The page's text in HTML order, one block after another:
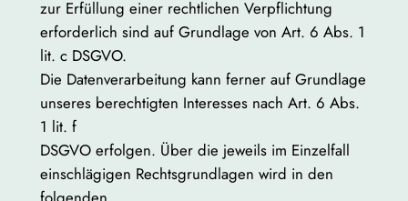
zur Erfüllung einer rechtlichen Verpflichtung
erforderlich sind auf Grundlage von Art. 6 Abs. 1
lit. c DSGVO.
Die Datenverarbeitung kann ferner auf Grundlage
unseres berechtigten Interesses nach Art. 6 Abs.
1 lit. f
DSGVO erfolgen. Über die jeweils im Einzelfall
einschlägigen Rechtsgrundlagen wird in den